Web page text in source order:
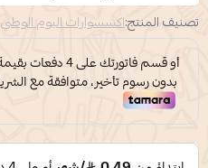
تصنيف المنتج:اكسسوارات اليوم الوطني